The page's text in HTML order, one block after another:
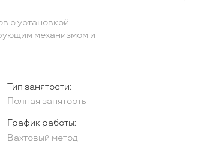
с установкой
механизмом и
Тип занятости:
Полная занятость
График работы:
Вахтовый метод